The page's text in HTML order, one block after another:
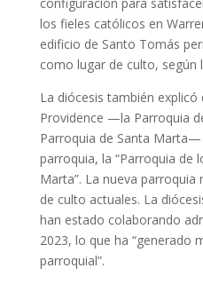
los fieles católicos en
edificio de Santo Tomás
como lugar de culto, según
La diócesis también explicó
Providence —la Parroquia
Parroquia de Santa
parroquia, la “Parroquia de
Marta”. La nueva parroquia
de culto actuales. La
han estado colaborando
2023, lo que ha “generado
parroquial”.